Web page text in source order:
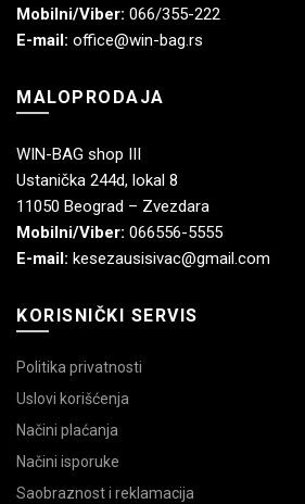
Mobilni/Viber: 066/355-222
E-mail: office@win-bag.rs
MALOPRODAJA
WIN-BAG shop III
Ustanička 244d, lokal 8
11050 Beograd – Zvezdara
Mobilni/Viber: 066556-5555
E-mail: kesezausisivac@gmail.com
KORISNIČKI SERVIS
Politika privatnosti
Uslovi korišćenja
Načini plaćanja
Načini isporuke
Saobraznost i reklamacija